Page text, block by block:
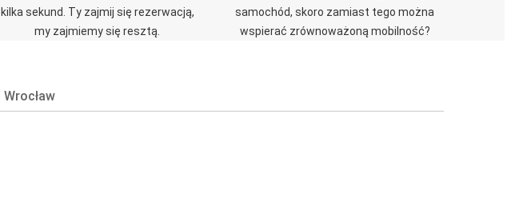
kilka sekund. Ty zajmij się rezerwacją,
my zajmiemy się resztą.
samochód, skoro zamiast tego można
wspierać zrównoważoną mobilność?
Wrocław